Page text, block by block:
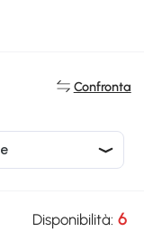
Confronta
Disponibilità: 6